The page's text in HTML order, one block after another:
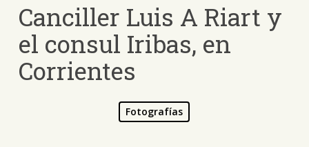
Canciller Luis A Riart y
el consul Iribas, en
Corrientes
Fotografías